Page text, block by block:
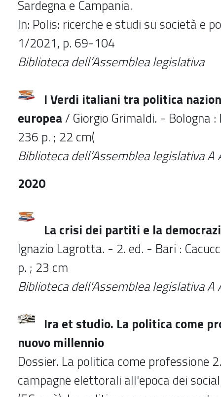
Sardegna e Campania.
In: Polis: ricerche e studi su società e
1/2021, p. 69-104
Biblioteca dell’Assemblea legislativa
I Verdi italiani tra politica
europea / Giorgio Grimaldi. - Bologna
236 p. ; 22 cm(
Biblioteca dell’Assemblea legislativa A
2020
La crisi dei partiti e la
Ignazio Lagrotta. - 2. ed. - Bari :
p. ; 23 cm
Biblioteca dell'Assemblea legislativa A
Ira et studio. La politica come
nuovo millennio
Dossier. La politica come professione
campagne elettorali all'epoca dei